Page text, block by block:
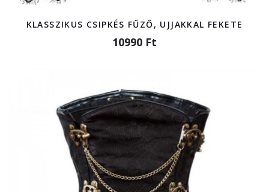
KLASSZIKUS CSIPKÉS FŰZŐ, UJJAKKAL FEKETE
10990 Ft